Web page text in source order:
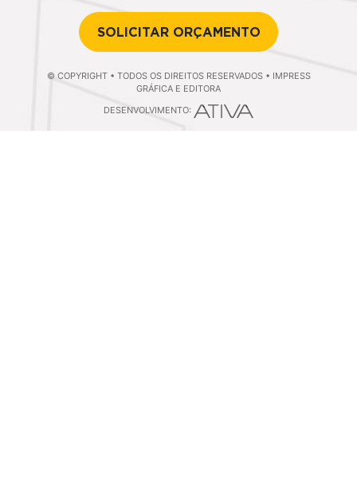
SOLICITAR ORÇAMENTO
© COPYRIGHT • TODOS OS DIREITOS RESERVADOS • IMPRESS
GRÁFICA E EDITORA
DESENVOLVIMENTO: